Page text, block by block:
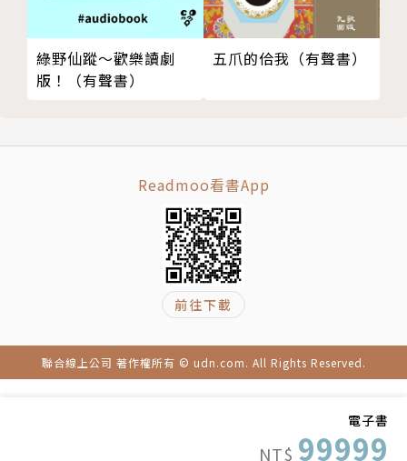
電子書
NT$ 99999
譯者簡介：
台大農經系畢業，輔仁大學翻譯學研究所碩士課程修
畢。曾任職於日商及出版社，現為專職譯者。譯有《樹
屋》、《府城的美味時光：台南安閑園的飯桌》、《白
夜行》、《路》等書。
綠野仙蹤～歡樂讀劇
版！（有聲書）
五爪的佮我（有聲書）
Readmoo看書App
前往下載
聯合線上公司 著作權所有 © udn.com. All Rights Reserved.